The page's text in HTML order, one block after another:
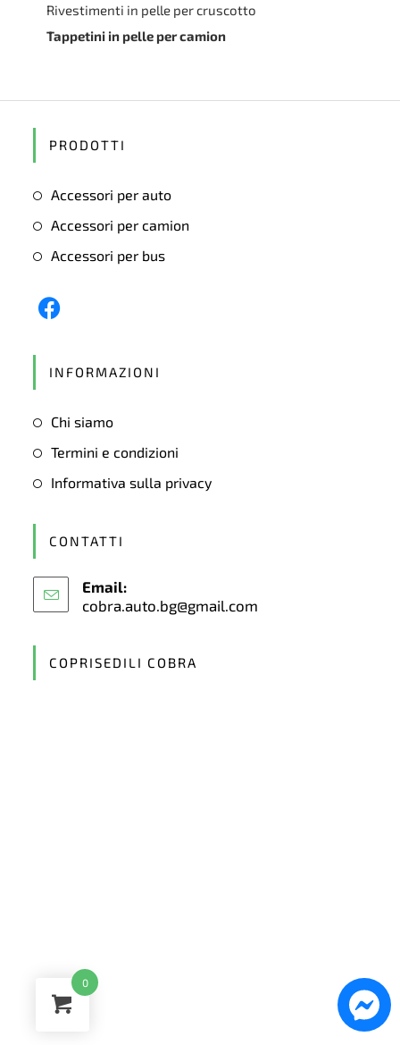
Rivestimenti in pelle per cruscotto
Tappetini in pelle per camion
PRODOTTI
Accessori per auto
Accessori per camion
Accessori per bus
tab
INFORMAZIONI
Chi siamo
Termini e condizioni
Informativa sulla privacy
CONTATTI
Email:
cobra.auto.bg@gmail.com
COPRISEDILI COBRA
0